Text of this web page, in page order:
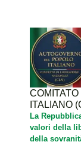
contenuto
ITALIANO
La
valori della
della